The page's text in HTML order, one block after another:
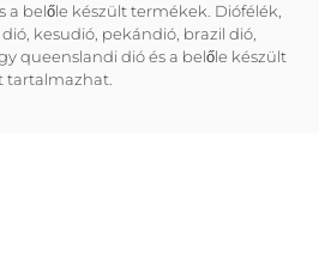
a belőle készült termékek. Diófélék,
kesudió, pekándió, brazil dió,
queenslandi dió és a belőle készült
tartalmazhat.